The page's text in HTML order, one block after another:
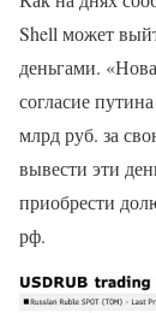
Shell может
деньгами.
согласие
млрд руб. за
вывести эти
приобрести
рф.